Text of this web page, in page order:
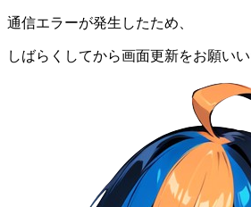
通信エラーが発生したため、
しばらくしてから画面更新をお願いい